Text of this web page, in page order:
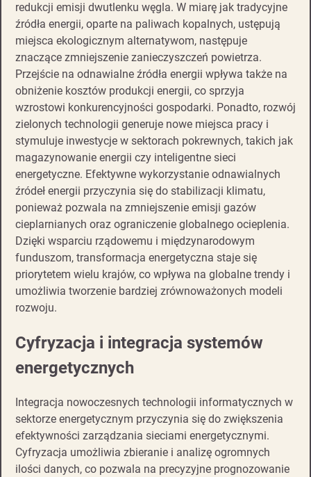
redukcji emisji dwutlenku węgla. W miarę jak tradycyjne
źródła energii, oparte na paliwach kopalnych, ustępują
miejsca ekologicznym alternatywom, następuje
znaczące zmniejszenie zanieczyszczeń powietrza.
Przejście na odnawialne źródła energii wpływa także na
obniżenie kosztów produkcji energii, co sprzyja
wzrostowi konkurencyjności gospodarki. Ponadto, rozwój
zielonych technologii generuje nowe miejsca pracy i
stymuluje inwestycje w sektorach pokrewnych, takich jak
magazynowanie energii czy inteligentne sieci
energetyczne. Efektywne wykorzystanie odnawialnych
źródeł energii przyczynia się do stabilizacji klimatu,
ponieważ pozwala na zmniejszenie emisji gazów
cieplarnianych oraz ograniczenie globalnego ocieplenia.
Dzięki wsparciu rządowemu i międzynarodowym
funduszom, transformacja energetyczna staje się
priorytetem wielu krajów, co wpływa na globalne trendy i
umożliwia tworzenie bardziej zrównoważonych modeli
rozwoju.
Cyfryzacja i integracja systemów
energetycznych
Integracja nowoczesnych technologii informatycznych w
sektorze energetycznym przyczynia się do zwiększenia
efektywności zarządzania sieciami energetycznymi.
Cyfryzacja umożliwia zbieranie i analizę ogromnych
ilości danych, co pozwala na precyzyjne prognozowanie